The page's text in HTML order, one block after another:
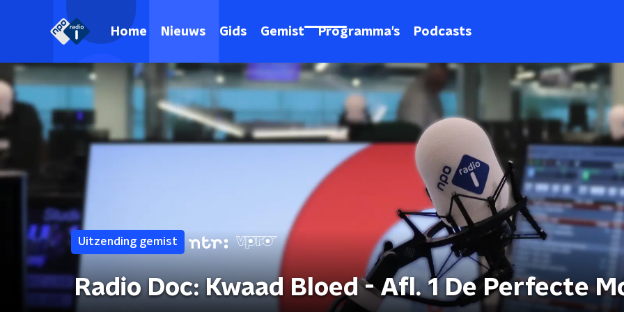
Home Nieuws Gids Gemist Programma's Podcasts
Uitzending gemist
Radio Doc: Kwaad Bloed - Afl. 1 De Perfecte